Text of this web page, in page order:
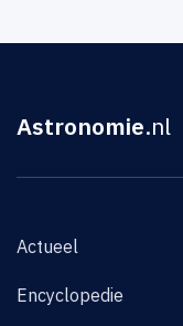
Astronomie.nl
Actueel
Encyclopedie